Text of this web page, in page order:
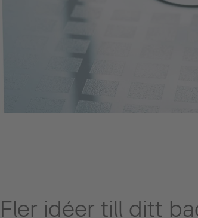
Fler idéer till ditt